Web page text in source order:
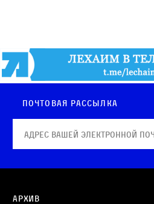
Почтовая рассылка
Архив